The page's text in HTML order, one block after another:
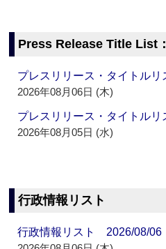
Press Release Title List
プレスリリース・タイトル
2026年08月06日 (木)
プレスリリース・タイトル
2026年08月05日 (水)
行政情報リスト
行政情報リスト 2026/08/06